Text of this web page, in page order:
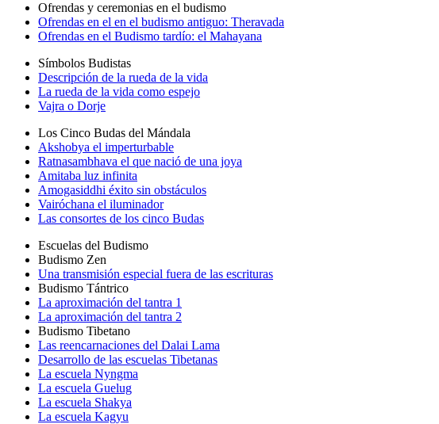
Ofrendas y ceremonias en el budismo
Ofrendas en el en el budismo antiguo: Theravada
Ofrendas en el Budismo tardío: el Mahayana
Símbolos Budistas
Descripción de la rueda de la vida
La rueda de la vida como espejo
Vajra o Dorje
Los Cinco Budas del Mándala
Akshobya el imperturbable
Ratnasambhava el que nació de una joya
Amitaba luz infinita
Amogasiddhi éxito sin obstáculos
Vairóchana el iluminador
Las consortes de los cinco Budas
Escuelas del Budismo
Budismo Zen
Una transmisión especial fuera de las escrituras
Budismo Tántrico
La aproximación del tantra 1
La aproximación del tantra 2
Budismo Tibetano
Las reencarnaciones del Dalai Lama
Desarrollo de las escuelas Tibetanas
La escuela Nyngma
La escuela Guelug
La escuela Shakya
La escuela Kagyu